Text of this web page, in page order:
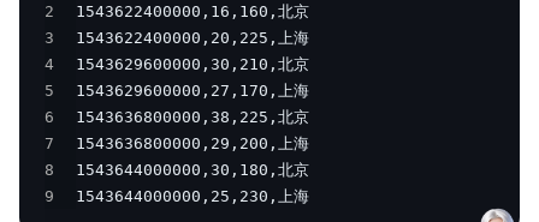
2
3
4
5
6
7
8
9
1543644000000,25,230,上海